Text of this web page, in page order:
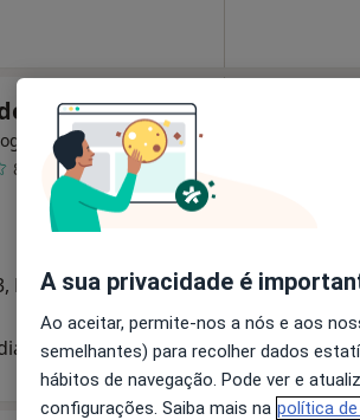
Teixeira
8 opiniões
Rua Tierno Galvan, Torre 3, Piso 6, Sala 606, Lisboa •Mapa
Primeira consulta Ortopedia e Traumatologia80 €
A sua privacidade é
Ao aceitar, permite-nos a nós e aos
semelhantes) para recolher dados
hábitos de navegação. Pode ver e
configurações. Saiba mais na política